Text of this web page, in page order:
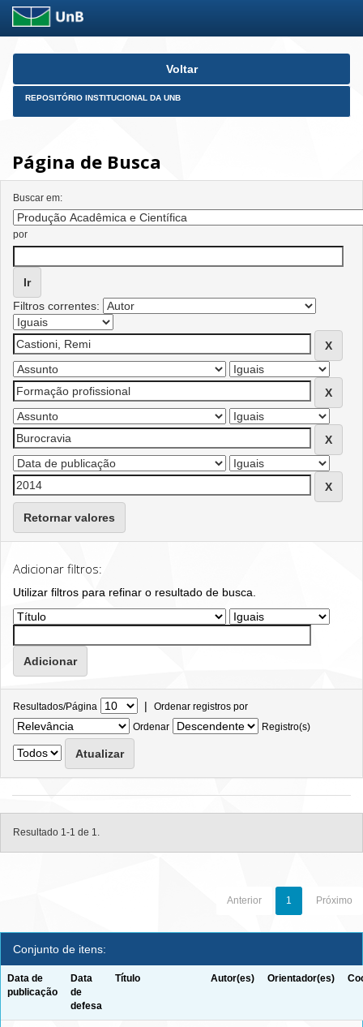
Skip
Voltar
REPOSITÓRIO INSTITUCIONAL DA UNB
Página de Busca
Buscar em:
por
Filtros correntes:
Retornar valores
Adicionar filtros:
Utilizar filtros para refinar o resultado de busca.
Resultados/Página | Ordenar registros por
Ordenar
Registro(s)
Resultado 1-1 de 1.
Anterior 1 Próximo
Conjunto de itens:
Data de
publicação
Data
de
defesa
Título Autor(es) Orientador(es)